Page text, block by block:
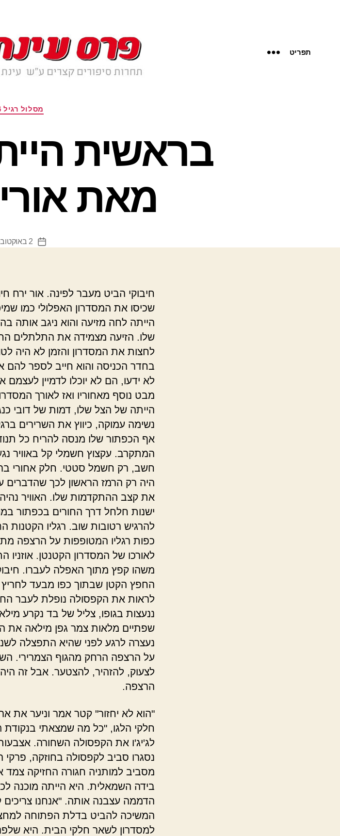
תפריט
מסלול רגיל 2016
בראשית
מאת
תאריך
2 באוקטובר 2016
חיבוקי הביט מעבר לפינה. אור ירח
שכיסו את המסדרון האפלולי כמו
הייתה לחה מזיעה והוא ניגב אותה
שלו. הזיעה מצמידה את התלתלים
לחצות את המסדרון והזמן לא היה
בחדר הכניסה והוא חייב לספר
לא ידעו, הם לא יוכלו לדמיין לעצמם
מבט נוסף מאחוריו ואז לאורך
הייתה של הצל שלו, דמות של דובי
נשימה עמוקה, כיווץ את השרירים
אף הכפתור שלו מנסה להריח כל
המתקרב. עקצוץ חשמלי קל באוויר
חשב, רק חשמל סטטי. חלק אחורי
היה רק הרמז הראשון לכך שהדברים
את קצב ההתקדמות שלו. האוויר נהיה
ישנות חלחל דרך החורים בכפתור
להרגיש רטובות שוב. רגליו הקטנות
כפות רגליו המטופפות על הרצפה
לאורכו של המסדרון הקטנטן. אוזניו
משהו קפץ מתוך האפלה לעברו.
החפץ הקטן שבתוך כפו מבעד
לראות את הקפסולה נופלת לעבר
ננעצות בגופו, צליל של בד נקרע
שפתיים מלאות צמר גפן מילאה את
נעצרה לרגע לפני שהיא התפצלה
על הרצפה הרחק מהגוף הצמרירי.
לצעוק, להזהיר, להצטער. אבל זה
הרצפה.
"הוא לא יחזור" קטר אמר וניער את
חלקי הלגו, "כל מה שמצאתי בנקודת
לג'יג'ו את הקפסולה השחורה.
נסגרו סביב לקפסולה בחוזקה,
מסביב למותניה חגורה החזיקה צמד
בידה השמאלית. היא הייתה מוכנה
הדממה עצבנה אותה. "אנחנו
המשיכה להביט בדלת הפתוחה
למסדרון לשאר חלקי הבית. היא